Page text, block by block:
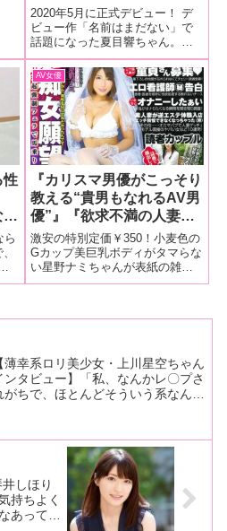
ってましたが、“攻めて欲
しいのはそこじゃな
い！”と途中で形勢逆転し
て私から攻めてました」
【中編】
2020年5月に正式デビュー！ デ
ビュー作「名前はまだない」で
話題になった夏目響ちゃん。一
見クールキャラっぽいけど意外
と不思議ちゃんな一面が…？ 一
作目の感想も聞いてみました。
（全３回・中編）■インタビュー
前編みんなに褒められた感想を
おっぱ
性
ら
AV女優
『カリスマ男優がこっそり
教える“貴男もなれるAV男
優”』『欲求不満の人妻が
緊急セフレ募集』他…星野
ナミちゃんの表紙が目印の
『実話大報12月号』本日
発売！
激安の特別定価￥350！小麦色の
Gカップ美巨乳ボディがタマらな
い星野ナミちゃんが表紙の雑誌
『実話大報12月号』全国書店・
えちゃいます♡エッチな人妻&熟
【薄幸系ロリ美少女・上川星空ちゃん
ンタビュー】「私、なんかレ〇プさ
がちで、ほとんどそういう系なんで
でかというと、それが仕事に直結す
るから」その4
しほり
持ちよく
あって思